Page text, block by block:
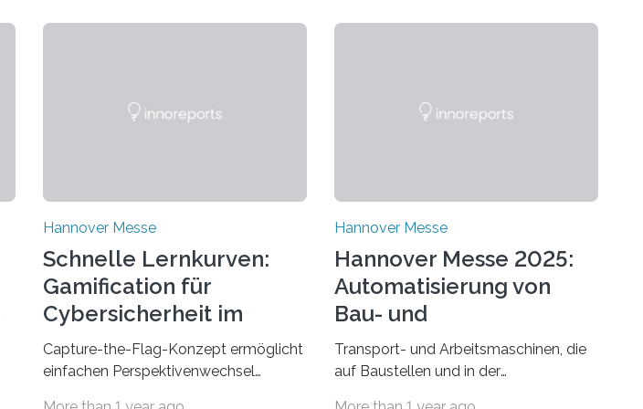
Hannover Messe
Schnelle Lernkurven:
Gamification für
Cybersicherheit im
Energiesektor
Capture-the-Flag-Konzept ermöglicht
einfachen Perspektivenwechsel
Hannover Messe
Hannover Messe 2025:
Automatisierung von
Bau- und
Agrarmaschinen
Transport- und Arbeitsmaschinen, die
auf Baustellen und in der